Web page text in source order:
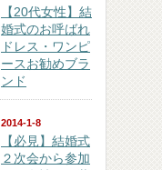
【20代女性】結
婚式のお呼ばれ
ドレス・ワンピ
ースお勧めブラ
ンド
2014-1-8
【必見】結婚式
２次会から参加